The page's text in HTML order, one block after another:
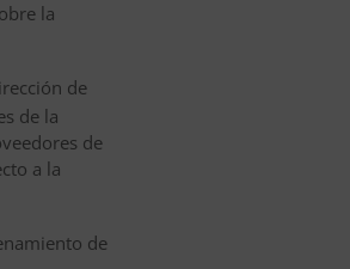
la
de
de la
de
a la
de